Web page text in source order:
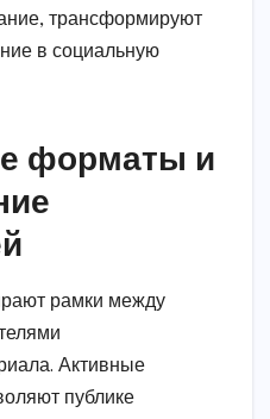
трансформируют
в социальную
форматы и
рамки между
Активные
публике